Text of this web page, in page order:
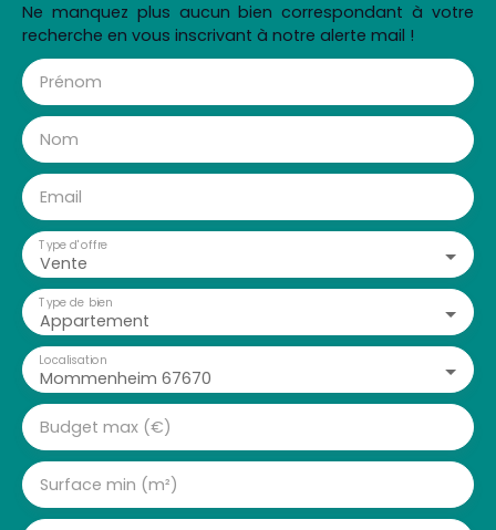
Ne manquez plus aucun bien correspondant à votre
recherche en vous inscrivant à notre alerte mail !
Prénom
Nom
Email
Vente
Type d'offre
Appartement
Type de bien
Mommenheim 67670
Localisation
Budget max (€)
Surface min (m²)